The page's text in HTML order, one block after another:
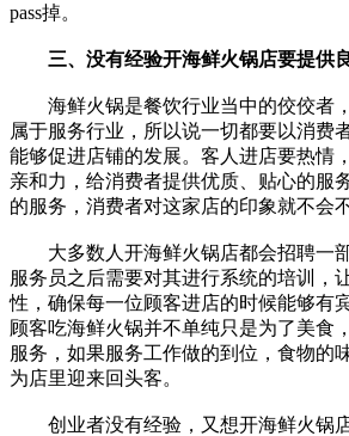
pass掉。
三、没有经验开海鲜火锅店要提供
海鲜火锅是餐饮行业当中的佼佼者
属于服务行业，所以说一切都要以消费
能够促进店铺的发展。客人进店要热情
亲和力，给消费者提供优质、贴心的服
的服务，消费者对这家店的印象就不会
大多数人开海鲜火锅店都会招聘一
服务员之后需要对其进行系统的培训，
性，确保每一位顾客进店的时候能够有
顾客吃海鲜火锅并不单纯只是为了美食
服务，如果服务工作做的到位，食物的
为店里迎来回头客。
创业者没有经验，又想开海鲜火锅